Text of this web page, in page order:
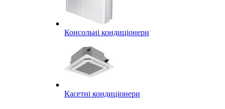
Консольні кондиціонери
Касетні кондиціонери